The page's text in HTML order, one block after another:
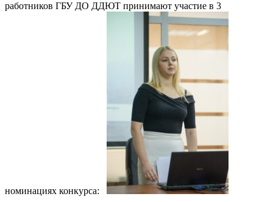
работников ГБУ ДО ДДЮТ принимают участие в 3
номинациях конкурса: